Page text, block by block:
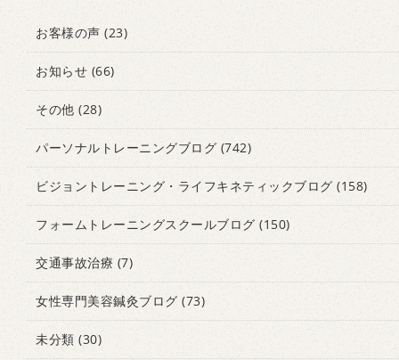
お客様の声 (23)
お知らせ (66)
その他 (28)
パーソナルトレーニングブログ (742)
ビジョントレーニング・ライフキネティックブログ (158)
フォームトレーニングスクールブログ (150)
交通事故治療 (7)
女性専門美容鍼灸ブログ (73)
未分類 (30)